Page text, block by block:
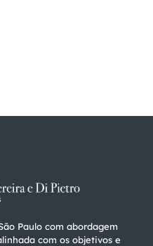
Paulo com abordagem
com os objetivos e